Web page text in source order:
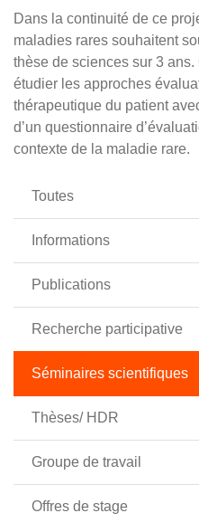
Dans la continuité de ce
maladies rares souhaitent
thèse de sciences sur 3
étudier les approches
thérapeutique du patient
d’un questionnaire
contexte de la maladie rare.
Toutes
Informations
Publications
Recherche participative
Séminaires scientifiques
Thèses/ HDR
Groupe de travail
Offres de stage